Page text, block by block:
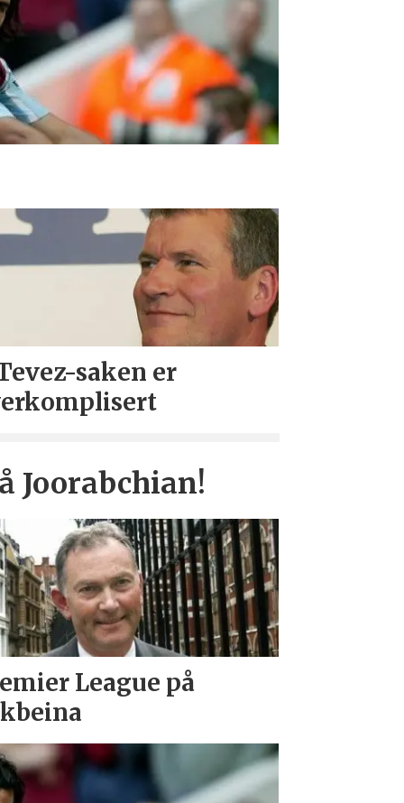
saken er
Joorabchian!
League på